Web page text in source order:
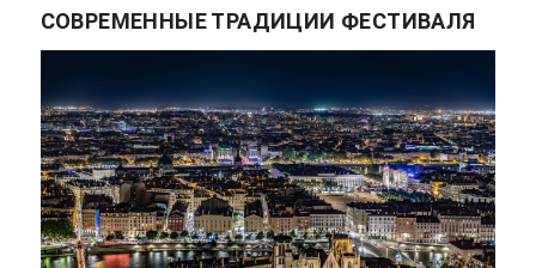
СОВРЕМЕННЫЕ ТРАДИЦИИ ФЕСТИВАЛЯ